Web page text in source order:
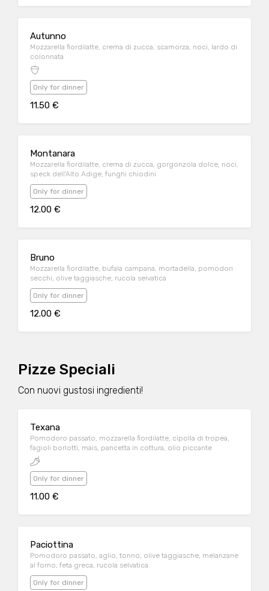
Autunno
Mozzarella fiordilatte, crema di zucca, scamorza, noci, lardo di
colonnata
Only for dinner
11.50 €
Montanara
Mozzarella fiordilatte, crema di zucca, gorgonzola dolce, noci,
speck dell'Alto Adige, funghi chiodini
Only for dinner
12.00 €
Bruno
Mozzarella fiordilatte, bufala campana, mortadella, pomodori
secchi, olive taggiasche, rucola selvatica
Only for dinner
12.00 €
Pizze Speciali
Con nuovi gustosi ingredienti!
Texana
Pomodoro passato, mozzarella fiordilatte, cipolla di tropea,
fagioli borlotti, mais, pancetta in cottura, olio piccante
Only for dinner
11.00 €
Paciottina
Pomodoro passato, aglio, tonno, olive taggiasche, melanzane
al forno, feta greca, rucola selvatica
Only for dinner